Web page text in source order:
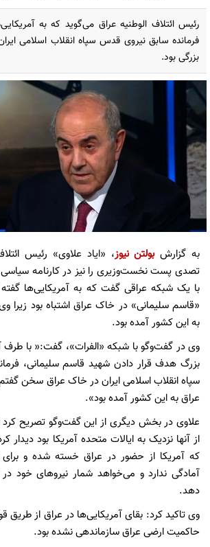
رئیس ائتلاف الوطنیه عراق می‌گوید که به
فرمانده سابق نیروی قدس سپاه انقلاب اسلامی
بزرگی بود.
به گزارشبولتن نیوز، «ایاد علاوی» رئیس
تصدی پست نخست‌وزیری را نیز در کارنامه
با یک شبکه عراقی گفت که به آمریکایی‌ها
«قاسم سلیمانی» در خاک عراق اشتباه بود زیرا
به این کشور آمده بود.
وی در گفت‌وگو با شبکه «الفرات»، گفت:« با طرف
بزرگ هدف قرار دادن شهید قاسم سلیمانی،
سپاه انقلاب اسلامی ایران در خاک عراق سخن
عراق به این کشور آمده بود».
علاوی در بخش دیگری از این گفت‌وگو تصریح کرد
از آنها نزدیک به ایالات متحده آمریکا بود دیدار
که آمریکا از حضور در عراق خسته شده و
آمادگی ندارد و می‌خواهد شمار نیروهای خود
دهد.
وی تاکید کرد: بقای آمریکایی‌ها در عراق از طریق
حاکمیت ارضی عراق سازماندهی نشده بود.